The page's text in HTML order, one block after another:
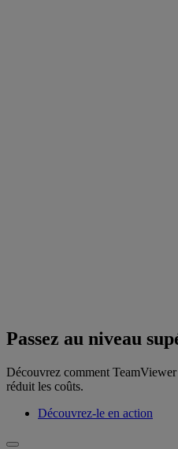
Passez au niveau
Découvrez comment
réduit les coûts.
Découvrez-le en action